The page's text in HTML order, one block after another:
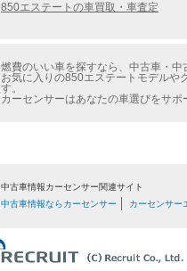
850エステートの車買取・車査定
燃費のいい車を探すなら、中古車・中
お気に入りの850エステートモデルや
す。
カーセンサーはあなたの車選びをサポ
中古車情報カーセンサー関連サイト
中古車情報ならカーセンサー
カーセンサー